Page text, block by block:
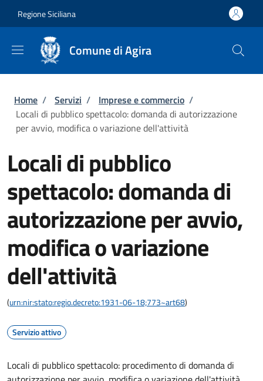
Regione Siciliana
Comune di Agira
Briciole di pane
Home / Servizi / Imprese e commercio /
Locali di pubblico spettacolo: domanda di autorizzazione
per avvio, modifica o variazione dell'attività
Locali di pubblico
spettacolo: domanda di
autorizzazione per avvio,
modifica o variazione
dell'attività
(urn:nir:stato:regio.decreto:1931-06-18;773~art68)
Servizio attivo
Locali di pubblico spettacolo: procedimento di domanda di